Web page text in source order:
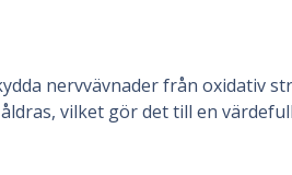
nervvävnader från oxidativ
vilket gör det till en